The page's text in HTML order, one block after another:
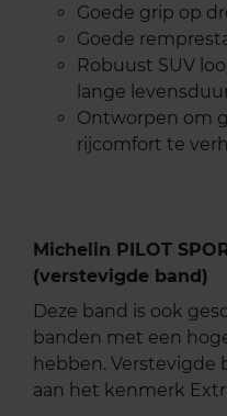
Goede grip op
Goede
Robuust SUV
lange
Ontworpen om
rijcomfort te
Michelin PILOT
(verstevigde band)
Deze band is ook
banden met een
hebben. Verstevigde
aan het kenmerk